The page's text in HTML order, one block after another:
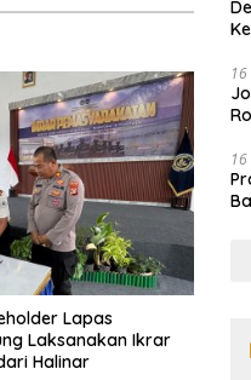
Lapas
Laksanakan Ikrar
Halinar